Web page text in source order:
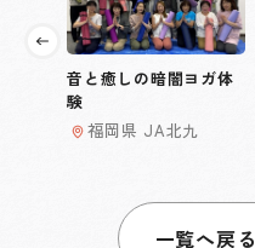
音と癒しの暗闇ヨガ体
験
福岡県 JA北九
一覧へ戻る